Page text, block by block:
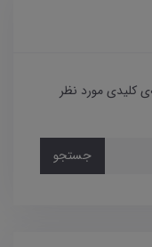
کلیدی مورد نظر
جستجو